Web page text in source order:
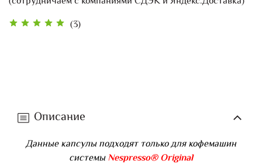
(3)
Описание
Данные капсулы подходят только для кофемашин
системыNespresso® Original